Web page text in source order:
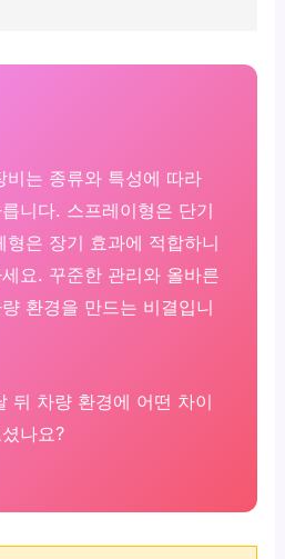
비는 종류와 특성에 따라
니다. 스프레이형은 단기
형은 장기 효과에 적합하니
요. 꾸준한 관리와 올바른
환경을 만드는 비결입니
뒤 차량 환경에 어떤 차이
나요?